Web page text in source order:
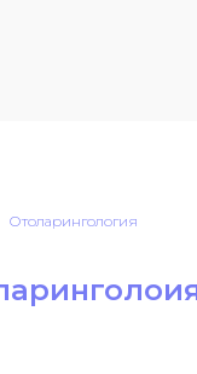
Клиника
Отоларингология